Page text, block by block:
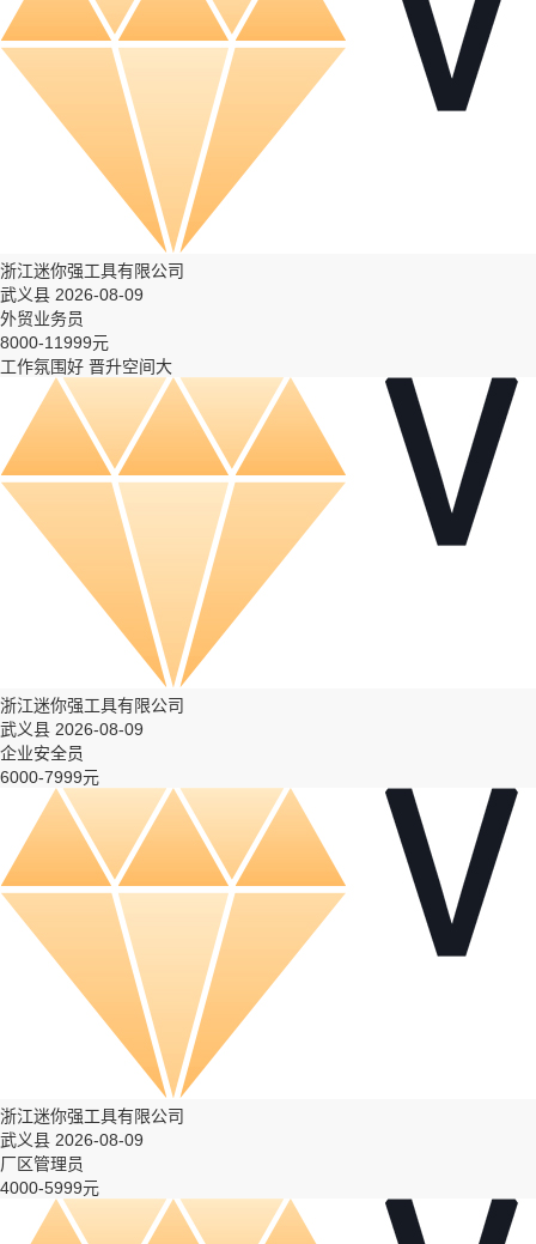
浙江迷你强工具有限公司
武义县 2026-08-09
外贸业务员
8000-11999元
工作氛围好 晋升空间大
浙江迷你强工具有限公司
武义县 2026-08-09
企业安全员
6000-7999元
浙江迷你强工具有限公司
武义县 2026-08-09
厂区管理员
4000-5999元